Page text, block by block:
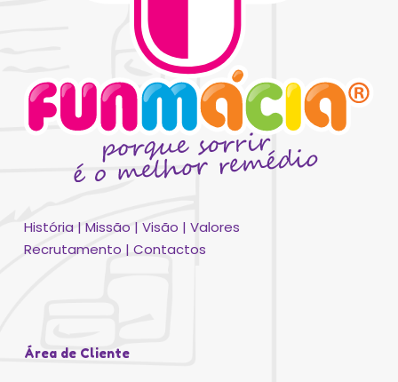
História| Missão | Visão | Valores
Recrutamento | Contactos
Área de Cliente